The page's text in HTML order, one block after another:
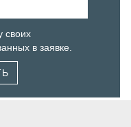
своих
в заявке.